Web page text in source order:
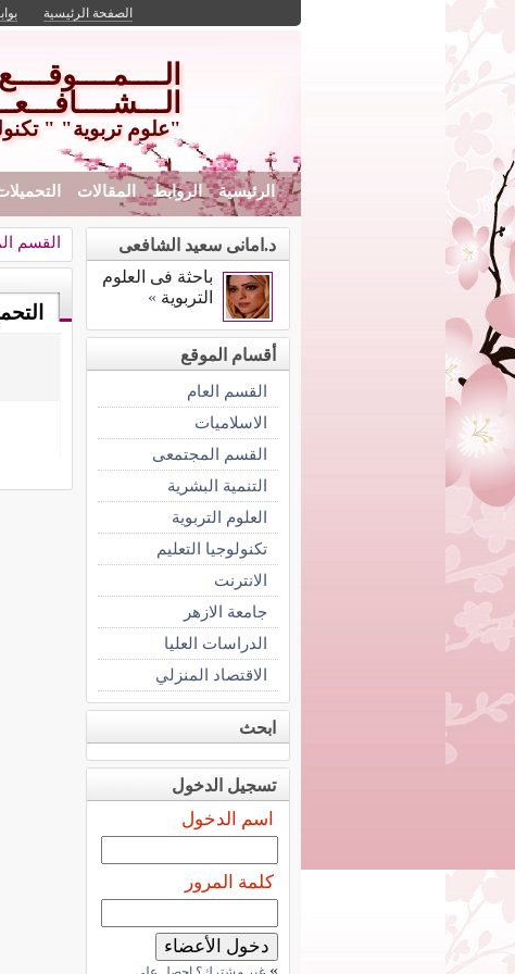
الصفحة الرئيسية
"علوم تربوية" "
الرئيسية الروابط المقالات
القسم
د.امانى سعيد الشافعى
باحثة فى العلوم
التربوية »
أقسام الموقع
القسم العام
الاسلاميات
القسم المجتمعى
التنمية البشرية
العلوم التربوية
تكنولوجيا التعليم
الانترنت
جامعة الازهر
الدراسات العليا
الاقتصاد المنزلي
ابحث
تسجيل الدخول
اسم الدخول
كلمة المرور
»